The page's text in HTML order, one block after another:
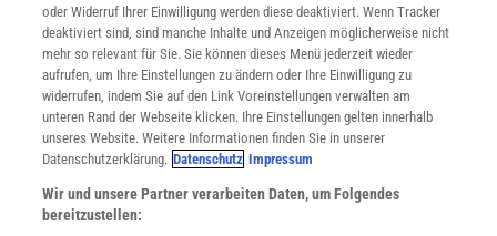
WEITERE NEUERSCHEINUNGEN SPEKTRUM SHOP
Spektrum.de-Newsletter abonnieren
JETZT ANMELDEN!
Sie können unsere Newsletter jederzeit wieder abbestellen. Infos zu unserem Umgang
oder Widerruf Ihrer Einwilligung werden diese deaktiviert. Wenn Tracker
deaktiviert sind, sind manche Inhalte und Anzeigen möglicherweise nicht
mehr so relevant für Sie. Sie können dieses Menü jederzeit wieder
aufrufen, um Ihre Einstellungen zu ändern oder Ihre Einwilligung zu
widerrufen, indem Sie auf den Link Voreinstellungen verwalten am
unteren Rand der Webseite klicken. Ihre Einstellungen gelten innerhalb
unseres Website. Weitere Informationen finden Sie in unserer
Datenschutzerklärung. Datenschutz Impressum
Wir und unsere Partner verarbeiten Daten, um Folgendes
bereitzustellen: